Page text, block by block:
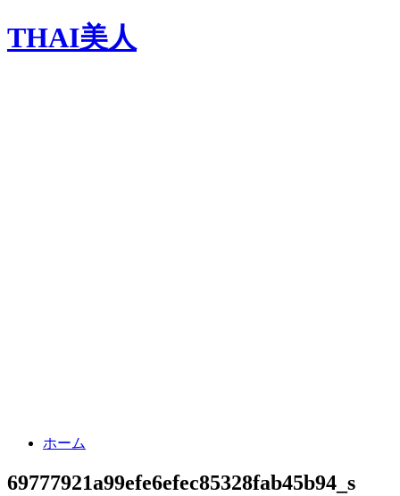
THAI美人
ホーム
69777921a99efe6efec85328fab45b94_s